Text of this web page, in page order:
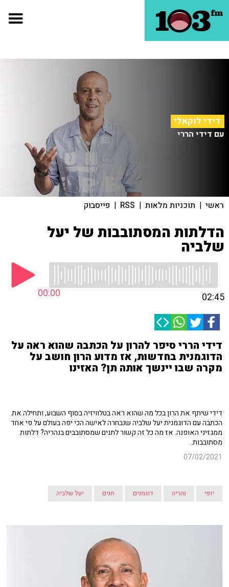
דידי לוקאלי
עם דידי הררי
ראשי | תוכניות מלאות |
RSS
| פייסבוק
הדלתות המסתובבות של יעל
שלביה
00:00 02:45
דידי הררי סיפר להרון על הכתבה שהוא ראה על
הדוגמנית בחדשות, אז מדוע הרון חושב על
מקרה שבו יינשך אותה תן? האזינו
דידי שיתף את הרון בכל מה שהוא ראה בטלוויזיה בסוף השבוע, ותחילה את
הכתבה עם הדוגמנית יעל שלביה שנבחרה לאישה הכי יפה בעולם על פי אחד
ממגזיני האופנה. אז מה כל זה קשור לתנים שמסתובבים בנהריה? דלתות
מסתובבות.
07/02/2021
יופי נהריה דוגמנים תנים יעל שלביה